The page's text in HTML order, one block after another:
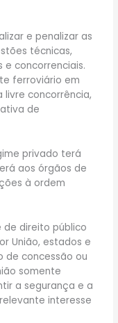
e penalizar as
técnicas,
e concorrenciais.
ferroviário em
livre concorrência,
de
privado terá
aos órgãos de
à ordem
direito público
União, estados e
de concessão ou
somente
a segurança e a
interesse